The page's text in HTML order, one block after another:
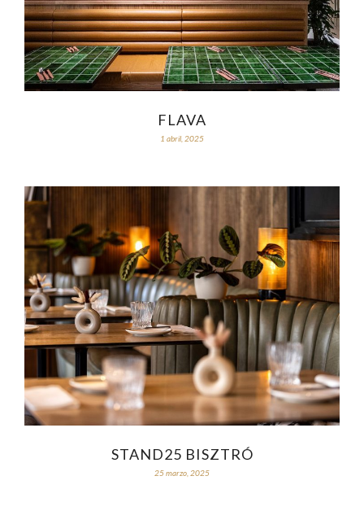
FLAVA
1 abril, 2025
STAND25 BISZTRÓ
25 marzo, 2025